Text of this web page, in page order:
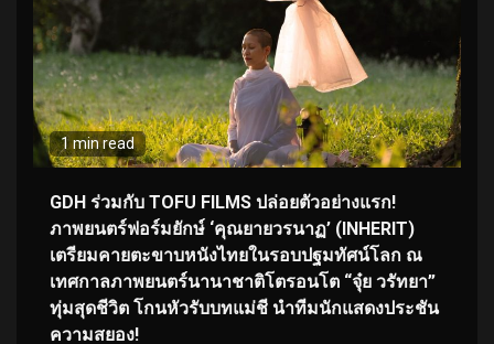
1 min read
GDH ร่วมกับ TOFU FILMS ปล่อยตัวอย่างแรก!
ภาพยนตร์ฟอร์มยักษ์ ‘คุณยายวรนาฏ’ (INHERIT)
เตรียมคายตะขาบหนังไทยในรอบปฐมทัศน์โลก ณ
เทศกาลภาพยนตร์นานาชาติโตรอนโต “จุ๋ย วรัทยา”
ทุ่มสุดชีวิต โกนหัวรับบทแม่ชี นำทีมนักแสดงประชัน
ความสยอง!